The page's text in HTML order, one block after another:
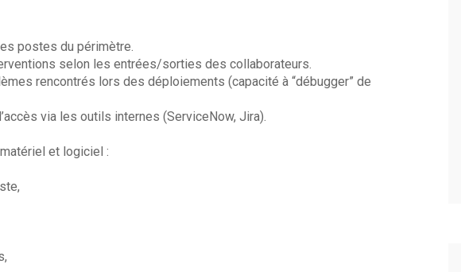
postes du périmètre.
selon les entrées/sorties des collaborateurs.
rencontrés lors des déploiements (capacité à “débugger” de
via les outils internes (ServiceNow, Jira).
et logiciel :